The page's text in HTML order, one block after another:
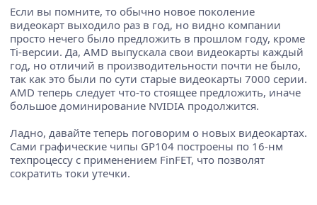
Если вы помните, то обычно новое поколение
видеокарт выходило раз в год, но видно компании
просто нечего было предложить в прошлом году, кроме
Ti-версии. Да, AMD выпускала свои видеокарты каждый
год, но отличий в производительности почти не было,
так как это были по сути старые видеокарты 7000 серии.
AMD теперь следует что-то стоящее предложить, иначе
большое доминирование NVIDIA продолжится.
Ладно, давайте теперь поговорим о новых видеокартах.
Сами графические чипы GP104 построены по 16-нм
техпроцессу с применением FinFET, что позволят
сократить токи утечки.